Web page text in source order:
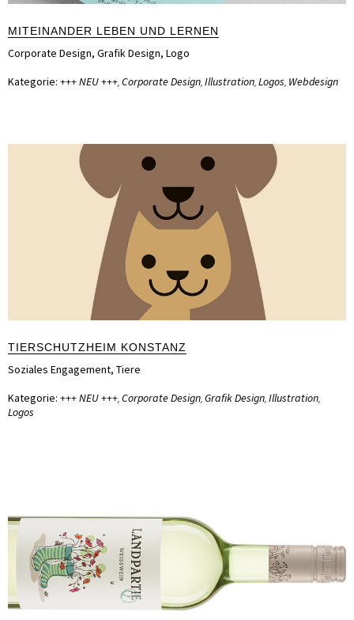
MITEINANDER LEBEN UND LERNEN
Corporate Design, Grafik Design, Logo
Kategorie: +++ NEU +++, Corporate Design, Illustration, Logos, Webdesign
TIERSCHUTZHEIM KONSTANZ
Soziales Engagement, Tiere
Kategorie: +++ NEU +++, Corporate Design, Grafik Design, Illustration,
Logos